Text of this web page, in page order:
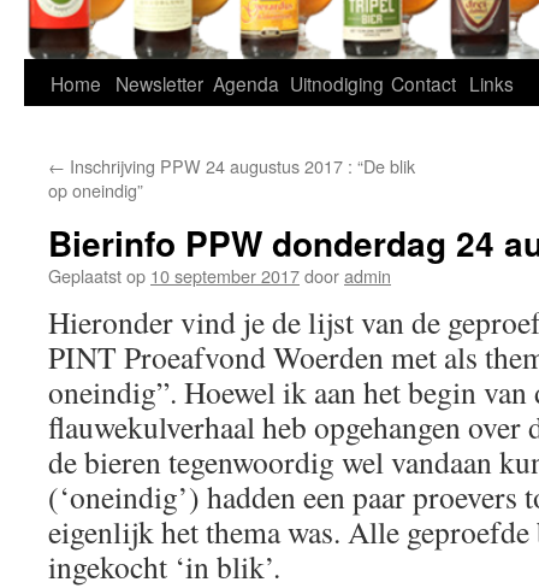
Home Newsletter Agenda Uitnodiging Contact Links
← Inschrijving PPW 24 augustus 2017 : “De blik
op oneindig”
Bierinfo PPW donderdag 24
Geplaatst op 10 september 2017dooradmin
Hieronder vind je de lijst van de
PINT Proeafvond Woerden met als
oneindig”. Hoewel ik aan het begin van
flauwekulverhaal heb opgehangen over
de bieren tegenwoordig wel vandaan
(‘oneindig’) hadden een paar proevers
eigenlijk het thema was. Alle
ingekocht ‘in blik’.